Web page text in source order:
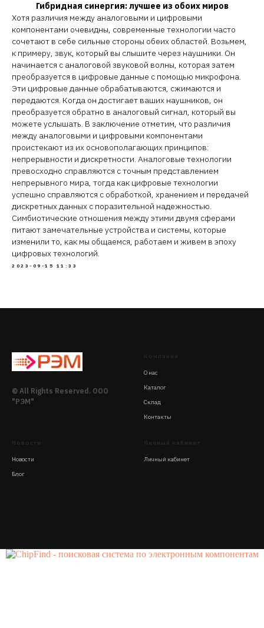
Гибридная синергия: лучшее из обоих миров
Хотя различия между аналоговыми и цифровыми
компонентами очевидны, современные технологии часто
сочетают в себе сильные стороны обеих областей. Возьмем,
к примеру, звук, который вы слышите через наушники. Он
начинается с аналоговой звуковой волны, которая затем
преобразуется в цифровые данные с помощью микрофона.
Эти цифровые данные обрабатываются, сжимаются и
передаются. Когда он достигает ваших наушников, он
преобразуется обратно в аналоговый сигнал, который вы
можете услышать. В заключение отметим, что различия
между аналоговыми и цифровыми компонентами
проистекают из их основополагающих принципов:
непрерывности и дискретности. Аналоговые технологии
превосходно справляются с точным представлением
непрерывного мира, тогда как цифровые технологии
успешно справляются с обработкой, хранением и передачей
дискретных данных с поразительной надежностью.
Симбиотические отношения между этими двумя сферами
питают замечательные устройства и системы, которые
изменили то, как мы общаемся, работаем и живем в эпоху
цифровых технологий.
2023-09-15 11:33
© All Rights Reserved. ООО
"РЭМ"
Компания
О нас
Каталог
Склад
Контакты
Новости
Новости
Блог
Личный кабинет
Личный кабинет